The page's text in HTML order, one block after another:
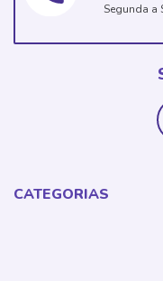
Segunda a
CATEGORIAS